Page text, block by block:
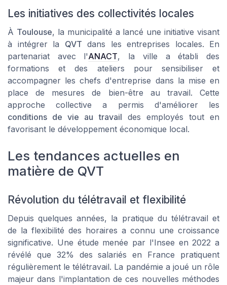
Les initiatives des collectivités locales
À Toulouse, la municipalité a lancé une initiative visant
à intégrer la QVT dans les entreprises locales. En
partenariat avec l'ANACT, la ville a établi des
formations et des ateliers pour sensibiliser et
accompagner les chefs d'entreprise dans la mise en
place de mesures de bien-être au travail. Cette
approche collective a permis d'améliorer les
conditions de vie au travail des employés tout en
favorisant le développement économique local.
Les tendances actuelles en
matière de QVT
Révolution du télétravail et flexibilité
Depuis quelques années, la pratique du télétravail et
de la flexibilité des horaires a connu une croissance
significative. Une étude menée par l'Insee en 2022 a
révélé que 32% des salariés en France pratiquent
régulièrement le télétravail. La pandémie a joué un rôle
majeur dans l'implantation de ces nouvelles méthodes